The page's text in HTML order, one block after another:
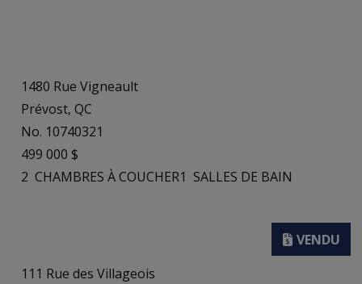
1480 Rue Vigneault
Prévost, QC
No. 10740321
499 000 $
2 CHAMBRES À COUCHER1 SALLES DE BAIN
111 Rue des Villageois